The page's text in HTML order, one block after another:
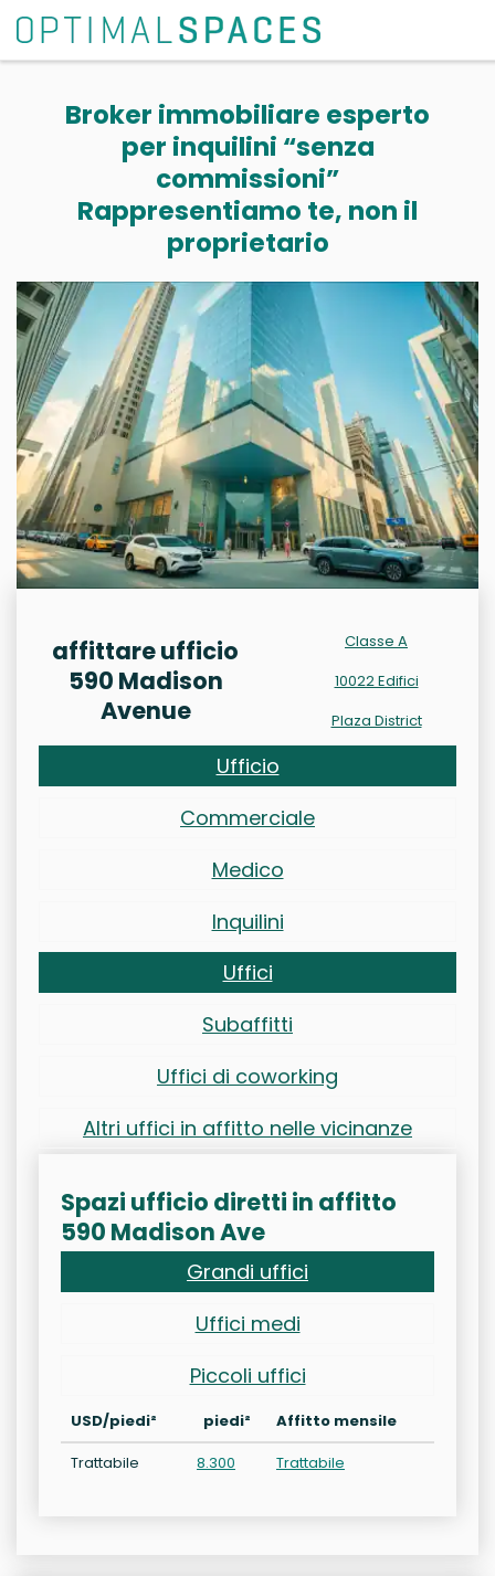
Broker immobiliare esperto
per inquilini “senza
commissioni”
Rappresentiamo te, non il
proprietario
affittare ufficio
590 Madison
Avenue
Classe A
10022 Edifici
Plaza District
Ufficio
Commerciale
Medico
Inquilini
Uffici
Subaffitti
Uffici di coworking
Altri uffici in affitto nelle vicinanze
Spazi ufficio diretti in affitto
590 Madison Ave
Grandi uffici
Uffici medi
Piccoli uffici
USD/piedi² piedi²
Affitto mensile
Trattabile
8.300 Trattabile